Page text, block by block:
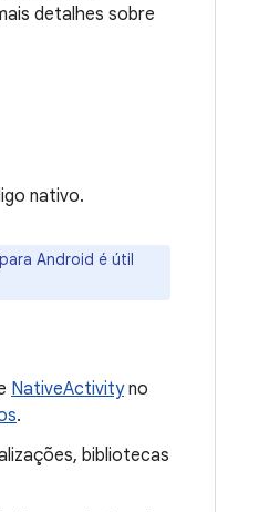
detalhes sobre
nativo.
Android é útil
NativeActivityno
.
bibliotecas